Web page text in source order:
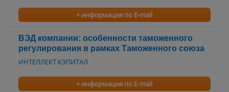
+ информация по E-mail
ВЭД компании: особенности таможенного
регулирования в рамках Таможенного союза
ИНТЕЛЛЕКТ КЭПИТАЛ
+ информация по E-mail